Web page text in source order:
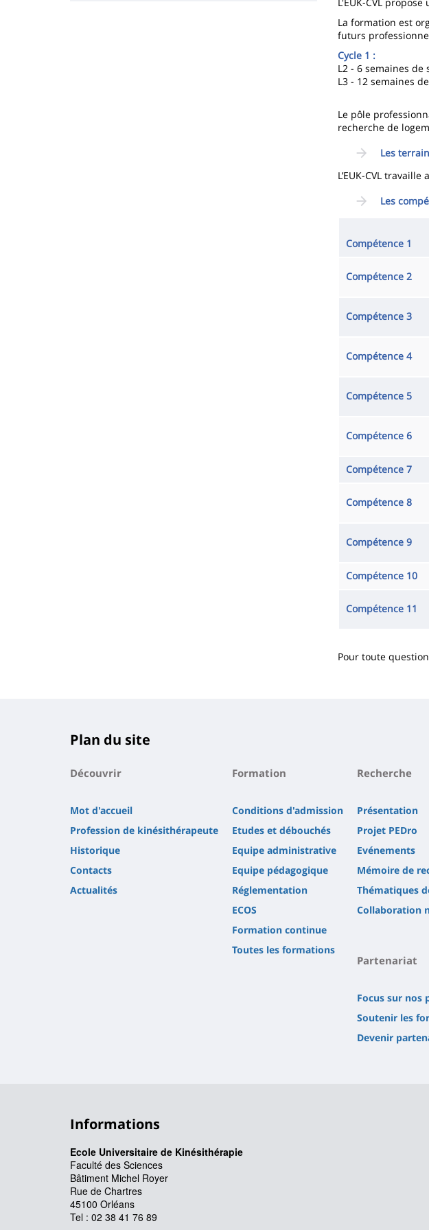
la
page
La formation est
futurs
Cycle 1 :
L2 - 6 semaines de
L3 - 12 semaines
Le pôle
recherche de
Les
L’EUK-CVL
Les
Compétence 1
Compétence 2
Compétence 3
Compétence 4
Compétence 5
Compétence 6
Compétence 7
Compétence 8
Compétence 9
Compétence 10
Compétence 11
Pour toute
Plan du site
Découvrir
Mot d'accueil
Profession de kinésithérapeute
Historique
Contacts
Actualités
Formation
Conditions d'admission
Etudes et débouchés
Equipe administrative
Equipe pédagogique
Réglementation
ECOS
Formation continue
Toutes les formations
Recherche
Présentation
Projet PEDro
Evénements
Mémoire de
Thématiques
Collaboration
Partenariat
Focus sur nos
Soutenir les
Devenir
Informations
Ecole Universitaire de Kinésithérapie
Faculté des Sciences
Bâtiment Michel Royer
Rue de Chartres
45100 Orléans
Tel : 02 38 41 76 89